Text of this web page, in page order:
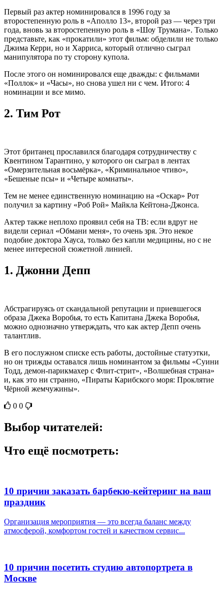
Первый раз актер номинировался в 1996 году за
второстепенную роль в «Аполло 13», второй раз — через три
года, вновь за второстепенную роль в «Шоу Трумана». Только
представьте, как «прокатили» этот фильм: обделили не только
Джима Керри, но и Харриса, который отлично сыграл
манипулятора по ту сторону купола.
После этого он номинировался еще дважды: с фильмами
«Поллок» и «Часы», но снова ушел ни с чем. Итого: 4
номинации и все мимо.
2. Тим Рот
Этот британец прославился благодаря сотрудничеству с
Квентином Тарантино, у которого он сыграл в лентах
«Омерзительная восьмёрка», «Криминальное чтиво»,
«Бешеные псы» и «Четыре комнаты».
Тем не менее единственную номинацию на «Оскар» Рот
получил за картину «Роб Рой» Майкла Кейтона-Джонса.
Актер также неплохо проявил себя на ТВ: если вдруг не
видели сериал «Обмани меня», то очень зря. Это некое
подобие доктора Хауса, только без капли медицины, но с не
менее интересной сюжетной линией.
1. Джонни Депп
Абстрагируясь от скандальной репутации и приевшегося
образа Джека Воробья, то есть Капитана Джека Воробья,
можно однозначно утверждать, что как актер Депп очень
талантлив.
В его послужном списке есть работы, достойные статуэтки,
но он трижды оставался лишь номинантом за фильмы «Суини
Тодд, демон-парикмахер с Флит-стрит», «Волшебная страна»
и, как это ни странно, «Пираты Карибского моря: Проклятие
Чёрной жемчужины».
0 0
Выбор читателей:
Что ещё посмотреть:
10 причин заказать барбекю-кейтеринг на ваш
праздник
Организация мероприятия — это всегда баланс между
атмосферой, комфортом гостей и качеством сервис...
10 причин посетить студию автопортрета в
Москве